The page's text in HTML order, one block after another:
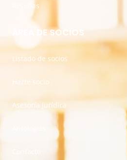
Reseñas
ÁREA DE SOCIOS
Listado de socios
Hazte socio
Asesoría jurídica